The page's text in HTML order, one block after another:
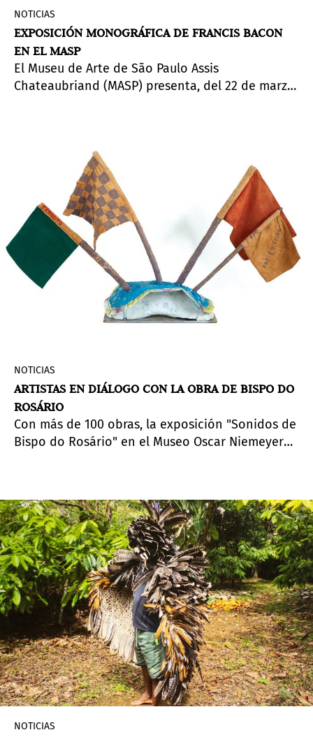
NOTICIAS
EXPOSICIÓN MONOGRÁFICA DE FRANCIS BACON
EN EL MASP
El Museu de Arte de São Paulo Assis
Chateaubriand (MASP) presenta, del 22 de marzo
Loures, la exposición tiene como objetivo
destacar cómo el artista, con su pintura
innovadora e impactante, allanó el camino para
una presencia queer en la cultura visual.
NOTICIAS
ARTISTAS EN DIÁLOGO CON LA OBRA DE BISPO DO
ROSÁRIO
Con más de 100 obras, la exposición "Sonidos de
Bispo do Rosário" en el Museo Oscar Niemeyer
NOTICIAS